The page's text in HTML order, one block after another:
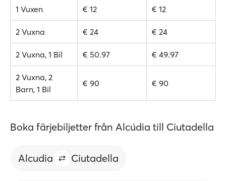
1 Vuxen € 12 € 12
2 Vuxna € 24 € 24
2 Vuxna, 1 Bil € 50.97 € 49.97
2 Vuxna, 2
Barn, 1 Bil
€ 90 € 90
Boka färjebiljetter från Alcúdia till Ciutadella
Alcudia Ciutadella